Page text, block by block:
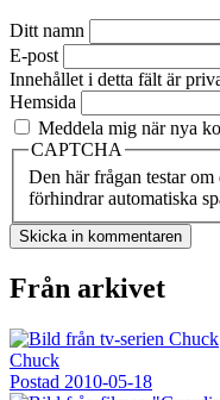
Ditt namn
E-post
Innehållet i detta fält är
Hemsida
Meddela mig när nya
CAPTCHA
Den här frågan testar
förhindrar automatiska
Från arkivet
Chuck
Postad 2010-05-18